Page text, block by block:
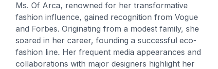
Ms. Of Arca, renowned for her transformative
fashion influence, gained recognition from Vogue
and Forbes. Originating from a modest family, she
soared in her career, founding a successful eco-
fashion line. Her frequent media appearances and
collaborations with major designers highlight her